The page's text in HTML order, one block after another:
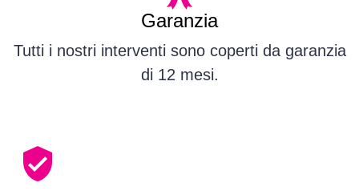
Garanzia
Tutti i nostri interventi sono coperti da garanzia
di 12 mesi.